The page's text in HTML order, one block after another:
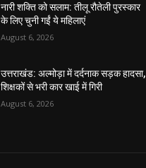
नारी शक्ति को सलाम: तीलू रौतेली पुरस्कार
के लिए चुनी गईं ये महिलाएं
August 6, 2026
उत्तराखंड: अल्मोड़ा में दर्दनाक सड़क हादसा,
शिक्षकों से भरी कार खाई में गिरी
August 6, 2026